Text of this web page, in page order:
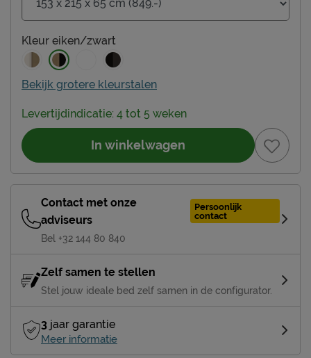
Kleur eiken/zwart
Bekijk grotere kleurstalen
Levertijdindicatie: 4 tot 5 weken
In winkelwagen
Contact met onze
adviseurs
Persoonlijk
contact
Bel +32 144 80 840
Zelf samen te stellen
Stel jouw ideale bed zelf samen in de configurator.
3 jaar garantie
Meer informatie